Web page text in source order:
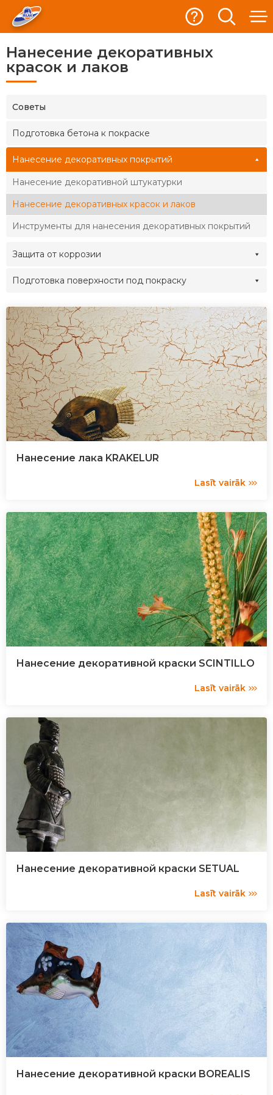
Нанесение декоративных
красок и лаков
Cоветы
Подготовка бетона к покраске
Нанесение декоративных покрытий
Нанесение декоративной штукатурки
Нанесение декоративных красок и лаков
Инструменты для нанесения декоративных покрытий
Защита от коррозии
Подготовка поверхности под покраску
Нанесение лака KRAKELUR
Lasīt vairāk
Нанесение декоративной краски SCINTILLO
Lasīt vairāk
Нанесение декоративной краски SETUAL
Lasīt vairāk
Нанесение декоративной краски BOREALIS